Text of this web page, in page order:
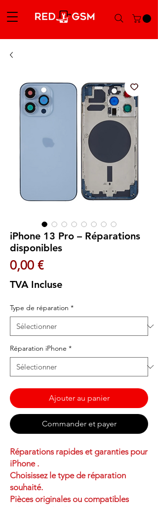
iPhone 13 Pro – Réparations
disponibles
0,00 €Prix
TVA Incluse
Type de réparation *
Réparation iPhone *
Ajouter au panier
Commander et payer
Réparations rapides et garanties pour
iPhone .
Choisissez le type de réparation
souhaité.
Pièces originales ou compatibles